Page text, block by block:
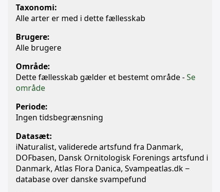
Taxonomi:
Alle arter er med i dette fællesskab
Brugere:
Alle brugere
Område:
Dette fællesskab gælder et bestemt område -Se
område
Periode:
Ingen tidsbegrænsning
Datasæt:
iNaturalist, validerede artsfund fra Danmark,
DOFbasen, Dansk Ornitologisk Forenings artsfund i
Danmark, Atlas Flora Danica, Svampeatlas.dk ‒
database over danske svampefund